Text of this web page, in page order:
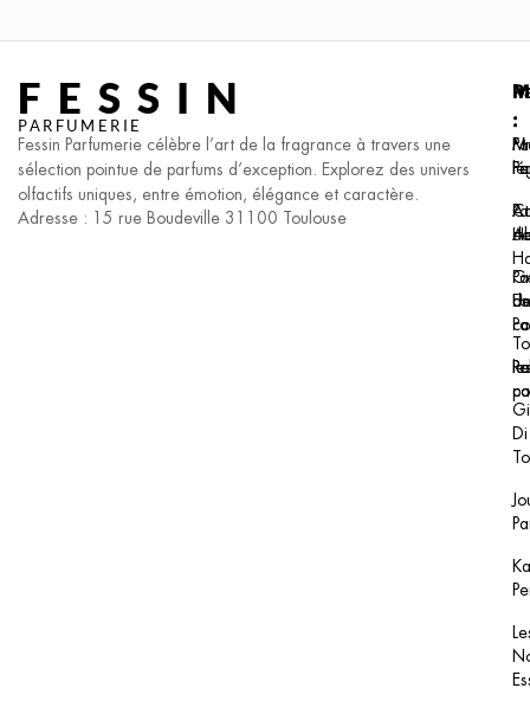
FESSIN
PARFUMERIE
Fessin Parfumerie célèbre l’art de la fragrance à travers une
sélection pointue de parfums d’exception. Explorez des univers
olfactifs uniques, entre émotion, élégance et caractère.
Adresse : 15 rue Boudeville 31100 Toulouse
::
Al
Di
: